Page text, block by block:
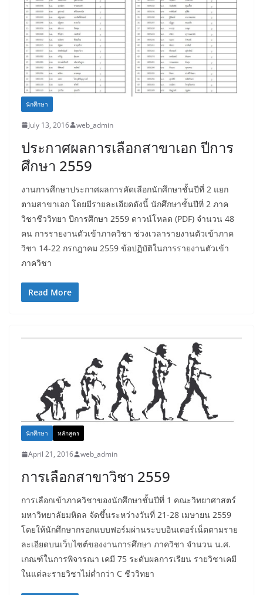
นักศึกษา
July 13, 2016 web_admin
ประกาศผลการเลือกสาขาเอก ปีการ
ศึกษา 2559
งานการศึกษาประกาศผลการคัดเลือกนักศึกษาชั้นปีที่ 2 แยก
ตามสาขาเอก โดยมีรายละเอียดดังนี้ นักศึกษาชั้นปีที่ 2 ภาค
วิชาชีววิทยา ปีการศึกษา 2559 ดาวน์โหลด (PDF) จำนวน 48
คน การรายงานตัวเข้าภาควิชา ช่วงเวลารายงานตัวเข้าภาค
วิชา 14-22 กรกฎาคม 2559 ข้อปฏิบัติในการรายงานตัวเข้า
ภาควิชา
Read More
นักศึกษา หลักสูตร
April 21, 2016 web_admin
การเลือกสาขาวิชา 2559
การเลือกเข้าภาควิชาของนักศึกษาชั้นปีที่ 1 คณะวิทยาศาสตร์
มหาวิทยาลัยมหิดล จัดขึ้นระหว่างวันที่ 21-28 เมษายน 2559
โดยให้นักศึกษากรอกแบบฟอร์มผ่านระบบอินเตอร์เน็ตตามราย
ละเอียดบนเว็บไซต์ของงานการศึกษา ภาควิชา จำนวน น.ศ.
เกณฑ์ในการพิจารณา เคมี 75 ระดับผลการเรียน รายวิชาเคมี
ในแต่ละรายวิชาไม่ต่ำกว่า C ชีววิทยา